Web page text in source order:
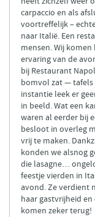
carpaccio en als
voortreffelijk –
naar Italië. Een
mensen. Wij
ervaring van de
bij Restaurant
bomvol zat — tafels
instantie leek er
in beeld. Wat een
waren al eerder bij
besloot in overleg
vrij te maken.
konden we alsnog
die lasagne…
feestje vierden in
avond. Ze verdient
haar gastvrijheid
komen zeker terug!